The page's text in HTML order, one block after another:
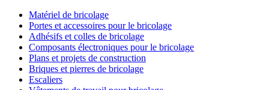
Matériel de bricolage
Portes et accessoires pour le bricolage
Adhésifs et colles de bricolage
Composants électroniques pour le bricolage
Plans et projets de construction
Briques et pierres de bricolage
Escaliers